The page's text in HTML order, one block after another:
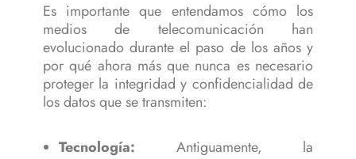
Es importante que entendamos cómo los
medios de telecomunicación han
evolucionado durante el paso de los años y
por qué ahora más que nunca es necesario
proteger la integridad y confidencialidad de
los datos que se transmiten:
Tecnología: Antiguamente, la